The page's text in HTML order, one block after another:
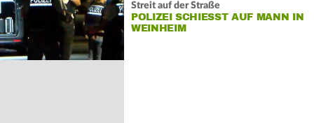
Streit auf der Straße
POLIZEI SCHIESST AUF MANN IN W
EINHEIM